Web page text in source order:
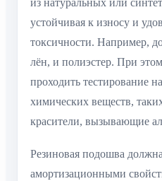
из натуральных или
устойчивая к износу и
токсичности. Например,
лён, и полиэстер. При
проходить тестирование
химических веществ,
красители, вызывающие
Резиновая подошва
амортизационными